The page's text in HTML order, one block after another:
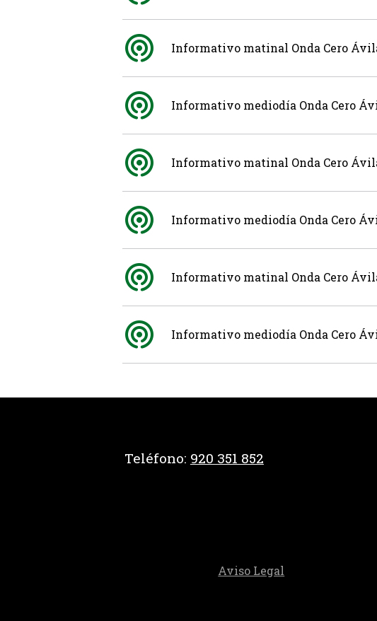
Informativo matinal Onda Cero
Informativo mediodía Onda Cero
Informativo matinal Onda Cero
Informativo mediodía Onda Cero
Informativo matinal Onda Cero
Informativo mediodía Onda Cero
Teléfono: 920 351 852
Aviso Legal